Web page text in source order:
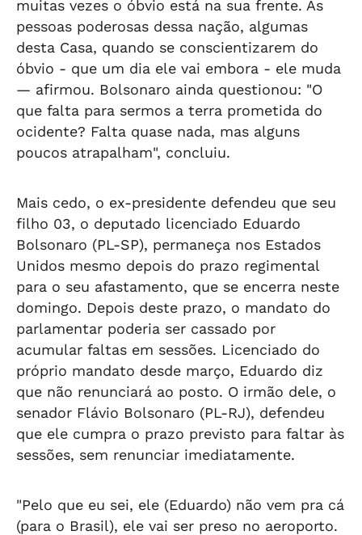
muitas vezes o óbvio está na sua frente. As
pessoas poderosas dessa nação, algumas
desta Casa, quando se conscientizarem do
óbvio - que um dia ele vai embora - ele muda
— afirmou. Bolsonaro ainda questionou: "O
que falta para sermos a terra prometida do
ocidente? Falta quase nada, mas alguns
poucos atrapalham", concluiu.
Mais cedo, o ex-presidente defendeu que seu
filho 03, o deputado licenciado Eduardo
Bolsonaro (PL-SP), permaneça nos Estados
Unidos mesmo depois do prazo regimental
para o seu afastamento, que se encerra neste
domingo. Depois deste prazo, o mandato do
parlamentar poderia ser cassado por
acumular faltas em sessões. Licenciado do
próprio mandato desde março, Eduardo diz
que não renunciará ao posto. O irmão dele, o
senador Flávio Bolsonaro (PL-RJ), defendeu
que ele cumpra o prazo previsto para faltar às
sessões, sem renunciar imediatamente.
"Pelo que eu sei, ele (Eduardo) não vem pra cá
(para o Brasil), ele vai ser preso no aeroporto.